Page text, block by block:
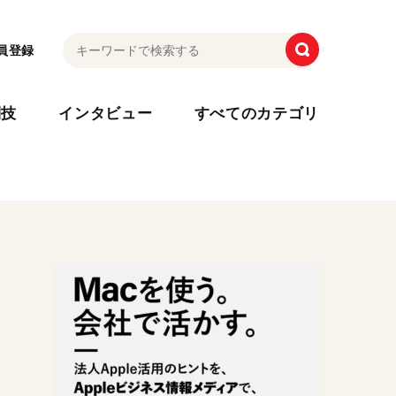
登録
インタビュー すべてのカテゴリ